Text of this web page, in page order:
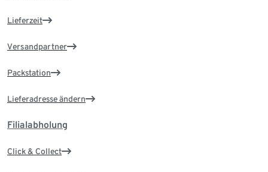
Lieferzeit
Versandpartner
Packstation
Lieferadresse ändern
Filialabholung
Click & Collect